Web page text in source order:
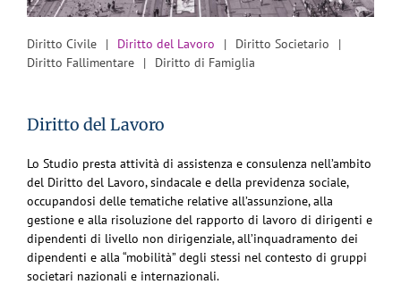
Diritto Civile Diritto del Lavoro
Diritto Societario
Diritto Fallimentare
Diritto di Famiglia
Diritto del Lavoro
Lo Studio presta attività di assistenza e consulenza nell’ambito
del Diritto del Lavoro, sindacale e della previdenza sociale,
occupandosi delle tematiche relative all’assunzione, alla
gestione e alla risoluzione del rapporto di lavoro di dirigenti e
dipendenti di livello non dirigenziale, all’inquadramento dei
dipendenti e alla “mobilità” degli stessi nel contesto di gruppi
societari nazionali e internazionali.